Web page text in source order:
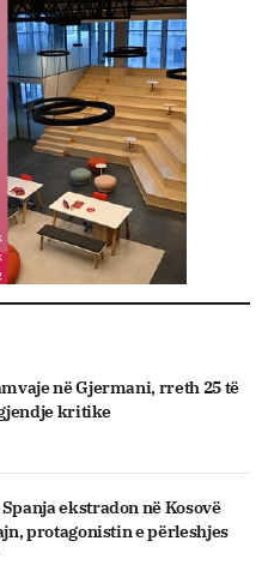
në Gjermani, rreth 25 të
kritike
ekstradon në Kosovë
protagonistin e përleshjes